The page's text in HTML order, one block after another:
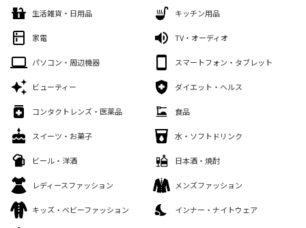
生活雑貨・日用品 キッチン用品
家電 TV・オーディオ
パソコン・周辺機器 スマートフォン・タブレット
ビューティー ダイエット・ヘルス
コンタクトレンズ・医薬品 食品
スイーツ・お菓子 水・ソフトドリンク
ビール・洋酒 日本酒・焼酎
レディースファッション メンズファッション
キッズ・ベビーファッション インナー・ナイトウェア